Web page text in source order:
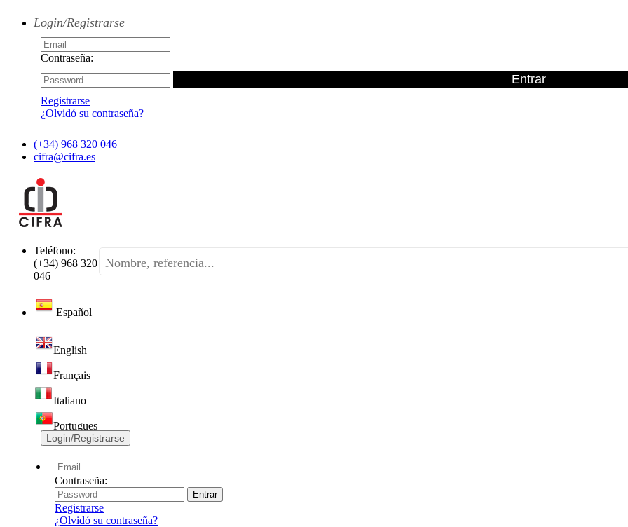
Login/Registrarse
Contraseña:
Registrarse
¿Olvidó su contraseña?
(+34) 968 320 046
cifra@cifra.es
Teléfono:
(+34) 968 320
046
Español
English
Français
Italiano
Portugues
Login/Registrarse
Contraseña:
Registrarse
¿Olvidó su contraseña?